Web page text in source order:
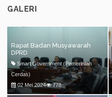
GALERI
Rapat Badan Musyawarah
DPRD
Smart Government (Pemerintah
Cerdas)
02 Mei 2024
778